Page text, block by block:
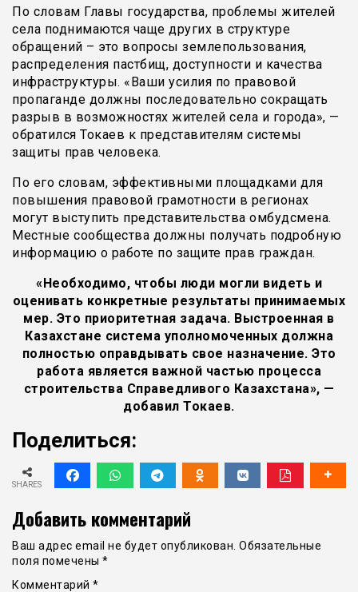
По словам Главы государства, проблемы жителей
села поднимаются чаще других в структуре
обращений – это вопросы землепользования,
распределения пастбищ, доступности и качества
инфраструктуры. «Ваши усилия по правовой
пропаганде должны последовательно сокращать
разрыв в возможностях жителей села и города», —
обратился Токаев к представителям системы
защиты прав человека.
По его словам, эффективными площадками для
повышения правовой грамотности в регионах
могут выступить представительства омбудсмена.
Местные сообщества должны получать подробную
информацию о работе по защите прав граждан.
«Необходимо, чтобы люди могли видеть и
оценивать конкретные результаты принимаемых
мер. Это приоритетная задача. Выстроенная в
Казахстане система уполномоченных должна
полностью оправдывать свое назначение. Это
работа является важной частью процесса
строительства Справедливого Казахстана», —
добавил Токаев.
Поделиться:
SHARES
Добавить комментарий
Ваш адрес email не будет опубликован. Обязательные
поля помечены *
Комментарий *